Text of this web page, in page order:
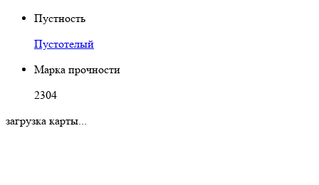
Пустность
Пустотелый
Марка прочности
2304
загрузка карты...